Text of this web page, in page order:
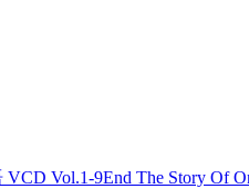
Vol.1-9End The Story Of